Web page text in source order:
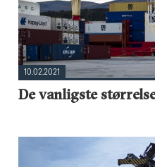
10.02.2021
De vanligste